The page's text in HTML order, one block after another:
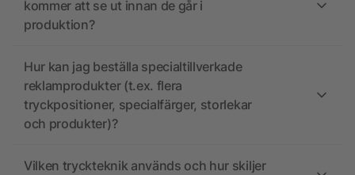
kommer att se ut innan de går i
produktion?
Hur kan jag beställa specialtillverkade
reklamprodukter (t.ex. flera
tryckpositioner, specialfärger, storlekar
och produkter)?
Vilken tryckteknik används och hur skiljer